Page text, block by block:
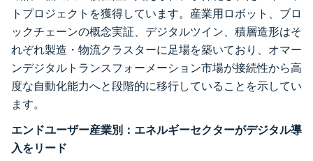
トプロジェクトを獲得しています。産業用ロボット、ブロ
ックチェーンの概念実証、デジタルツイン、積層造形はそ
れぞれ製造・物流クラスターに足場を築いており、オマー
ンデジタルトランスフォーメーション市場が接続性から高
度な自動化能力へと段階的に移行していることを示してい
ます。
エンドユーザー産業別：エネルギーセクターがデジタル導
入をリード